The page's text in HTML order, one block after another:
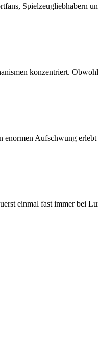
Spielzeugliebhabern
konzentriert.
enormen Aufschwung
einmal fast immer bei